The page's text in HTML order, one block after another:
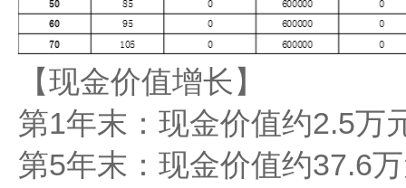
【现金价值增长】​​
第1年末​​：现金价值约2.5万
第5年末​​：现金价值约37.6